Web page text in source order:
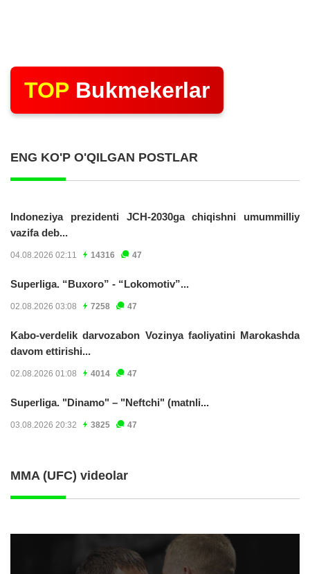
TOP Bukmekerlar
ENG KO'P O'QILGAN POSTLAR
Indoneziya prezidenti JCH-2030ga chiqishni umummilliy
vazifa deb...
04.08.2026 02:11 14316 47
Superliga. “Buxoro” - “Lokomotiv”...
02.08.2026 03:08 7258 47
Kabo-verdelik darvozabon Vozinya faoliyatini Marokashda
davom ettirishi...
02.08.2026 01:08 4014 47
Superliga. "Dinamo" – "Neftchi" (matnli...
03.08.2026 20:32 3825 47
MMA (UFC) videolar